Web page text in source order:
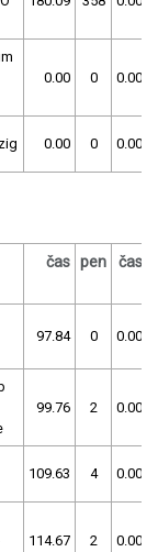
0.00 0 0.00
0.00 0 0.00
čas pen čas
97.84 0 0.00
99.76 2 0.00
109.63 4 0.00
114.67 2 0.00